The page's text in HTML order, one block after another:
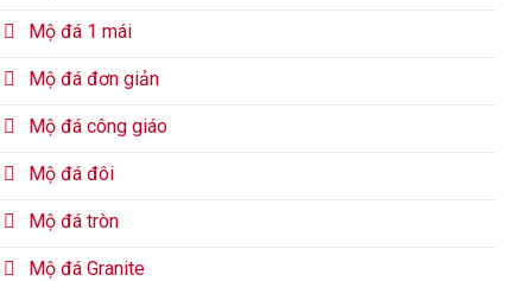
Mộ đá 1 mái
Mộ đá đơn giản
Mộ đá công giáo
Mộ đá đôi
Mộ đá tròn
Mộ đá Granite